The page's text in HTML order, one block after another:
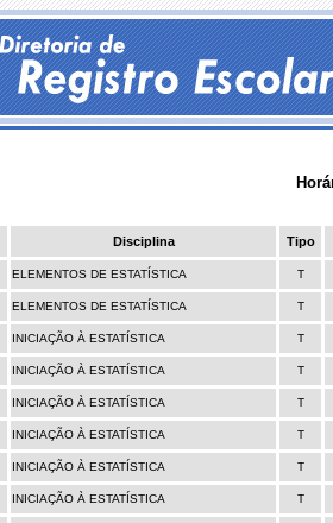
Disciplina Tipo
ELEMENTOS DE ESTATÍSTICA T
ELEMENTOS DE ESTATÍSTICA T
INICIAÇÃO À ESTATÍSTICA T
INICIAÇÃO À ESTATÍSTICA T
INICIAÇÃO À ESTATÍSTICA T
INICIAÇÃO À ESTATÍSTICA T
INICIAÇÃO À ESTATÍSTICA T
INICIAÇÃO À ESTATÍSTICA T